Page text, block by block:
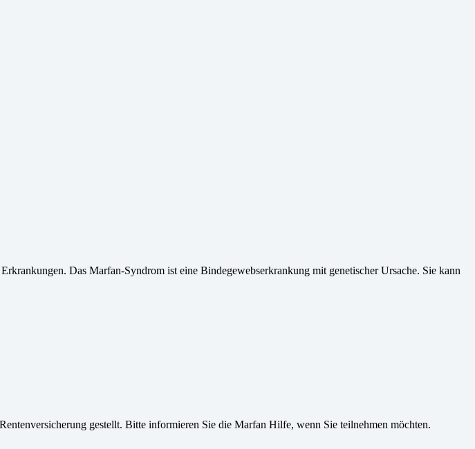
Das Marfan-Syndrom ist eine Bindegewebserkrankung mit genetischer Ursache. Sie kann
gestellt. Bitte informieren Sie die Marfan Hilfe, wenn Sie teilnehmen möchten.